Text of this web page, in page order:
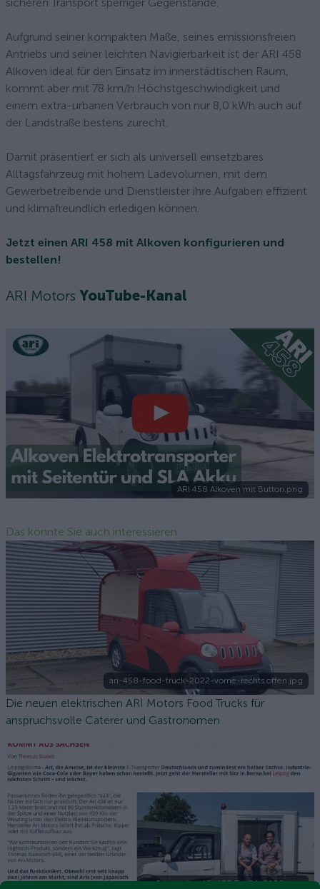
Aufgrund seiner kompakten Maße, seines emissionsfreien
Antriebs und seiner leichten Navigierbarkeit ist der ARI 458
Alkoven ideal für den Einsatz im innerstädtischen Raum,
kommt aber mit 78 km/h Höchstgeschwindigkeit und
einem extra-urbanen Verbrauch von nur 8,0 kWh auch auf
der Landstraße bestens zurecht.
Damit präsentiert er sich als universell einsetzbares
Alltagsfahrzeug mit hohem Ladevolumen, mit dem
Gewerbetreibende und Dienstleister ihre Aufgaben effizient
und klimafreundlich erledigen können.
Jetzt einen ARI 458 mit Alkoven konfigurieren und
bestellen!
ARI Motors YouTube-Kanal
ARI 458 Alkoven mit Button.png
Das könnte Sie auch interessieren
ari-458-food-truck-2022-vorne-rechts.offen.jpg
Die neuen elektrischen ARI Motors Food Trucks für
anspruchsvolle Caterer und Gastronomen
Screenshot ARI 458 Tag24-2020.png